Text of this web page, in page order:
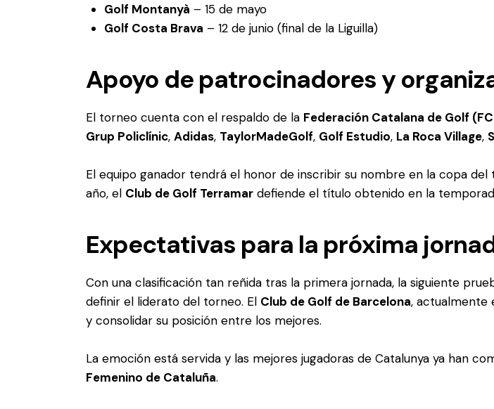
Golf Montanyà – 15 de mayo
Golf Costa Brava – 12 de junio (final de la Liguilla)
Apoyo de patrocinadores y
El torneo cuenta con el respaldo de la Federación Catalana de Golf
Grup Policlínic, Adidas, TaylorMadeGolf, Golf Estudio, La Roca Village,
El equipo ganador tendrá el honor de inscribir su nombre en la copa
año, el Club de Golf Terramar defiende el título obtenido en la
Expectativas para la próxima
Con una clasificación tan reñida tras la primera jornada, la siguiente
definir el liderato del torneo. El Club de Golf de Barcelona, actualmente
y consolidar su posición entre los mejores.
La emoción está servida y las mejores jugadoras de Catalunya ya han
Femenino de Cataluña.